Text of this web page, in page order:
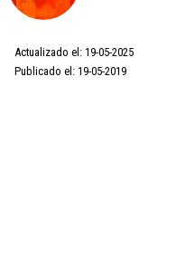
Actualizado el: 19-05-2025
Publicado el: 19-05-2019